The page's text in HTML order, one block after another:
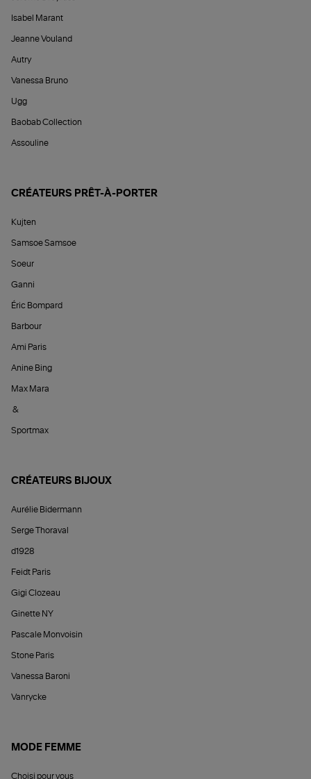
Isabel Marant
Jeanne Vouland
Autry
Vanessa Bruno
Ugg
Baobab Collection
Assouline
CRÉATEURS PRÊT-À-PORTER
Kujten
Samsoe Samsoe
Soeur
Ganni
Éric Bompard
Barbour
Ami Paris
Anine Bing
Max Mara
&
Sportmax
CRÉATEURS BIJOUX
Aurélie Bidermann
Serge Thoraval
d1928
Feidt Paris
Gigi Clozeau
Ginette NY
Pascale Monvoisin
Stone Paris
Vanessa Baroni
Vanrycke
MODE FEMME
Choisi pour vous